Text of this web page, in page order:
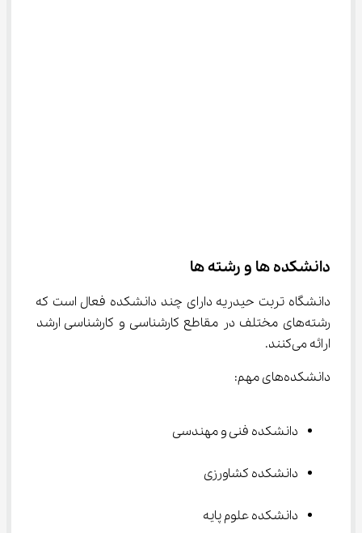
دانشکده ها و رشته ها
دانشگاه تربت حیدریه دارای چند دانشکده فعال است که
رشته‌های مختلف در مقاطع کارشناسی و کارشناسی ارشد
ارائه می‌کنند.
دانشکده‌های مهم:
دانشکده فنی و مهندسی
دانشکده کشاورزی
دانشکده علوم پایه